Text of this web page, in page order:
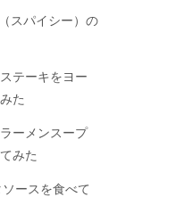
スパイシー）の
テーキをヨー
た
ーメンスープ
みた
ースを食べて